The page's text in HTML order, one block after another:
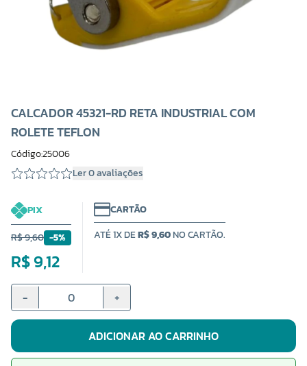
CALCADOR 45321-RD RETA INDUSTRIAL COM
ROLETE TEFLON
Código:25006
Ler 0 avaliações
PIX
R$ 9,60 -5%
R$ 9,12
CARTÃO
ATÉ 1X DER$ 9,60NO CARTÃO.
- +
ADICIONAR AO CARRINHO